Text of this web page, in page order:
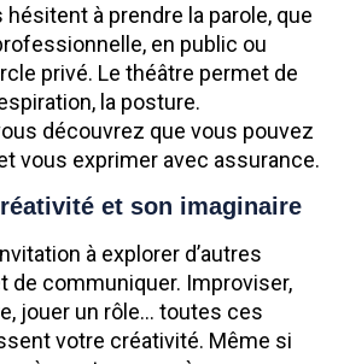
hésitent à prendre la parole, que
en public ou
privé. Le théâtre permet de
la posture.
découvrez que vous pouvez
vous exprimer avec assurance.
et son imaginaire
à explorer d’autres
de communiquer. Improviser,
jouer un rôle… toutes ces
votre créativité. Même si